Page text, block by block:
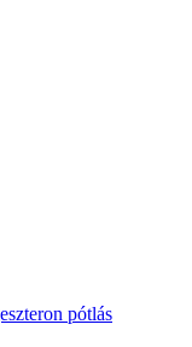
pótlás